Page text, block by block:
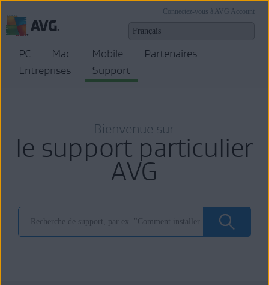
Connectez-vous à AVG Account
PC Mac Mobile
Partenaires
Entreprises
Support
Bienvenue sur
le support particulier
AVG